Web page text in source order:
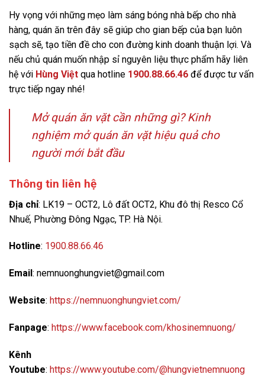
Hy vọng với những mẹo làm sáng bóng nhà bếp cho nhà
hàng, quán ăn trên đây sẽ giúp cho gian bếp của bạn luôn
sạch sẽ, tạo tiền đề cho con đường kinh doanh thuận lợi. Và
nếu chủ quán muốn nhập sỉ nguyên liệu thực phẩm hãy liên
hệ với Hùng Việt qua hotline 1900.88.66.46 để được tư vấn
trực tiếp ngay nhé!
Mở quán ăn vặt cần những gì? Kinh
nghiệm mở quán ăn vặt hiệu quả cho
người mới bắt đầu
Thông tin liên hệ
Địa chỉ: LK19 – OCT2, Lô đất OCT2, Khu đô thị Resco Cổ
Nhuế, Phường Đông Ngạc, TP. Hà Nội.
Hotline: 1900.88.66.46
Email: nemnuonghungviet@gmail.com
Website: https://nemnuonghungviet.com/
Fanpage: https://www.facebook.com/khosinemnuong/
Kênh
Youtube: https://www.youtube.com/@hungvietnemnuong